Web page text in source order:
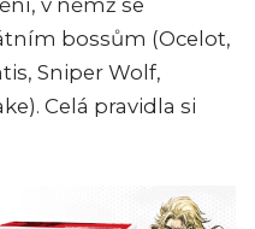
bossům (Ocelot,
Sniper Wolf,
Celá pravidla si